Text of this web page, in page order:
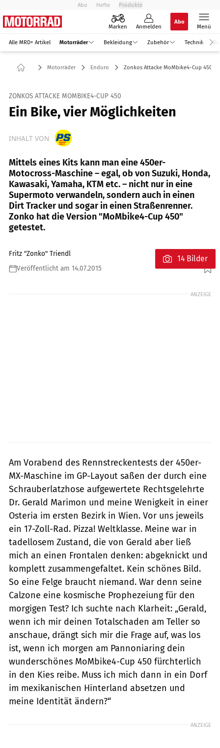
Abo Hefte Produkte
Marken Anmelden
Abo
Menü
Alle MRD+ Artikel Motorräder Bekleidung Zubehör Technik
Motorräder Enduro Zonkos Attacke MoMbike4-Cup 450
ZONKOS ATTACKE MOMBIKE4-CUP 450
Ein Bike, vier Möglichkeiten
INHALT VON
Mittels eines Kits kann man eine 450er-
Motocross-Maschine – egal, ob von Suzuki, Honda,
Kawasaki, Yamaha, KTM etc. – nicht nur in eine
Supermoto verwandeln, sondern auch in einen
Dirt Tracker und sogar in einen Straßenrenner.
Zonko hat die Version "MoMbike4-Cup 450"
getestet.
Fritz "Zonko" Triendl
Veröffentlicht am 14.07.2015
Foto: andreasriedmann.at
14 Bilder
ANZEIGE
Am Vorabend des Rennstreckentests der 450er-
MX-Maschine im GP-Layout ­saßen der durch eine
Schrauberlatzhose aufgewertete Rechtsgelehrte
Dr. Gerald Marimon und meine Wenigkeit in einer
Osteria im ersten Bezirk in Wien. Vor uns jeweils
ein 17-Zoll-Rad. Pizza! Weltklasse. Meine war in
tadellosem Zustand, die von Gerald aber ließ
mich an einen Frontalen denken: abgeknickt und
komplett zusammengefaltet. Kein schönes Bild.
So eine Felge braucht niemand. War denn seine
Calzone eine kosmische Prophezeiung für den
morgigen Test? Ich suchte nach Klarheit: „Gerald,
wenn ich mir deinen Totalschaden am Teller so
anschaue, drängt sich mir die Frage auf, was los
ist, wenn ich morgen am Pannoniaring dein
wunderschönes MoMbike4-Cup 450 fürchterlich
in den Kies reibe. Muss ich mich dann in ein Dorf
im mexikanischen Hinterland absetzen und
meine Identität ändern?“
ANZEIGE